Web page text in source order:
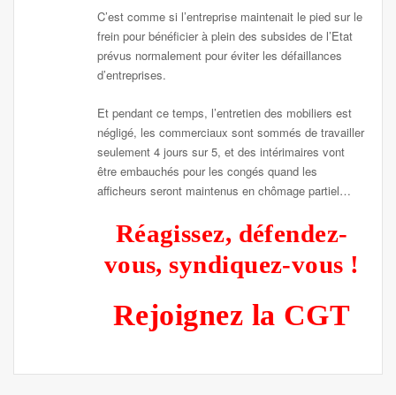
C’est comme si l’entreprise maintenait le pied sur le
frein pour bénéficier à plein des subsides de l’Etat
prévus normalement pour éviter les défaillances
d’entreprises.
Et pendant ce temps, l’entretien des mobiliers est
négligé, les commerciaux sont sommés de travailler
seulement 4 jours sur 5, et des intérimaires vont
être embauchés pour les congés quand les
afficheurs seront maintenus en chômage partiel…
Réagissez, défendez-
vous, syndiquez-vous !
Rejoignez la CGT